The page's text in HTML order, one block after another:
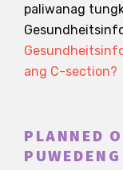
paliwanag
ang C-section?
PLANNED